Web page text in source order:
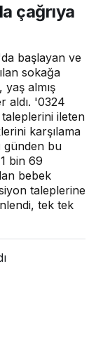
çağrıya
başlayan ve
sokağa
yaş almış
aldı. '0324
ileten
karşılama
günden bu
bin 69
bebek
taleplerine
tek tek